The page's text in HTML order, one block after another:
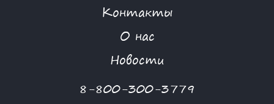
Контакты
О нас
Новости
8-800-300-3779